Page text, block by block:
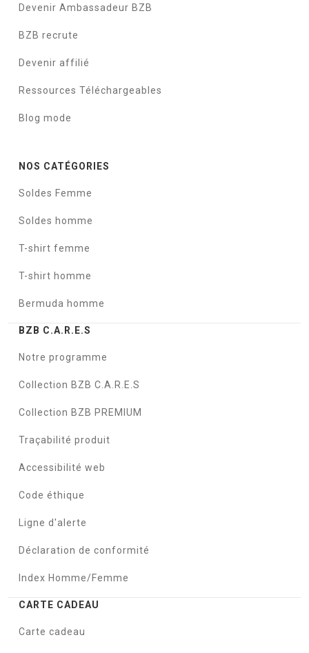
Devenir Ambassadeur BZB
BZB recrute
Devenir affilié
Ressources Téléchargeables
Blog mode
NOS CATÉGORIES
Soldes Femme
Soldes homme
T-shirt femme
T-shirt homme
Bermuda homme
BZB C.A.R.E.S
Notre programme
Collection BZB C.A.R.E.S
Collection BZB PREMIUM
Traçabilité produit
Accessibilité web
Code éthique
Ligne d'alerte
Déclaration de conformité
Index Homme/Femme
CARTE CADEAU
Carte cadeau